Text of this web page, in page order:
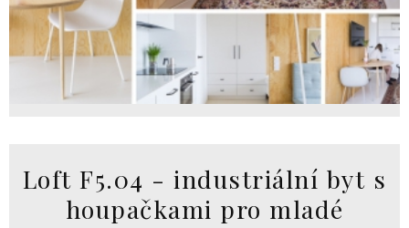
Loft F5.04 - industriální byt s
houpačkami pro mladé